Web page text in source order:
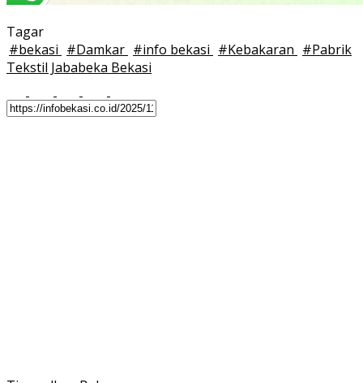
Tagar
#bekasi #Damkar #info bekasi #Kebakaran #Pabrik
Tekstil Jababeka Bekasi